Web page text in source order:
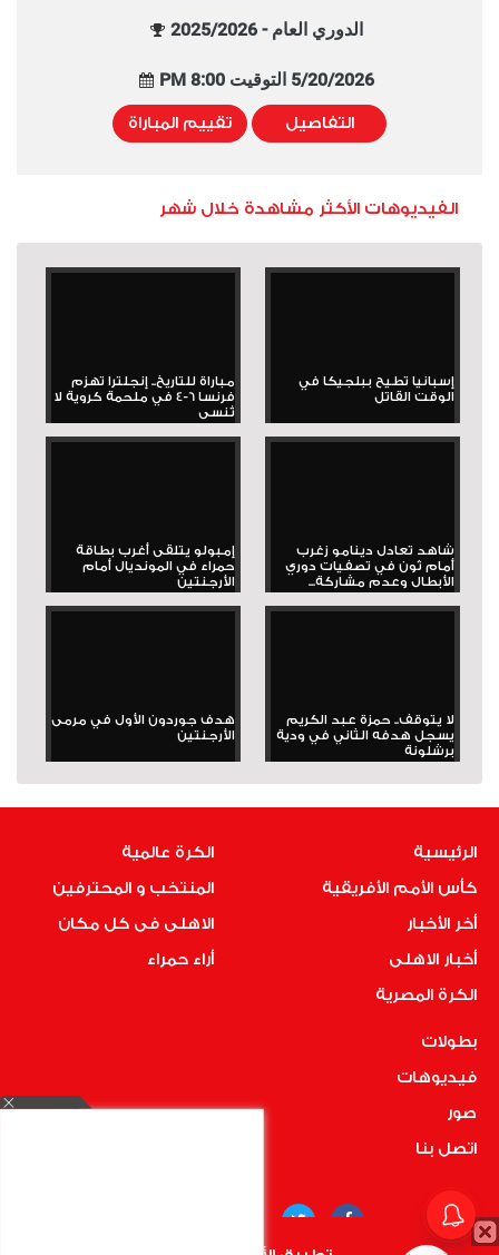
الدوري العام - 2025/2026
5/20/2026 التوقيت 8:00 PM
التفاصيل تقييم المباراة
الفيديوهات الأكثر مشاهدة خلال شهر
إسبانيا تطيح ببلجيكا في
الوقت القاتل
مباراة للتاريخ.. إنجلترا تهزم
فرنسا 6-4 في ملحمة كروية لا
تُنسى
شاهد تعادل دينامو زغرب
أمام ثون في تصفيات دوري
الأبطال وعدم مشاركة...
إمبولو يتلقى أغرب بطاقة
حمراء في المونديال أمام
الأرجنتين
لا يتوقف.. حمزة عبد الكريم
يسجل هدفه الثاني في ودية
برشلونة
هدف جوردون الأول في مرمى
الأرجنتين
الرئيسية
كأس الأمم الأفريقية
أخر الأخبار
أخبار الاهلى
الكرة المصرية
الكرة عالمية
المنتخب و المحترفين
الاهلى فى كل مكان
أراء حمراء
بطولات
فيديوهات
صور
اتصل بنا